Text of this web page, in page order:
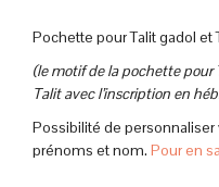
Pochette pour Talit gadol et
(le motif de la pochette pour
Talit avec l’inscription en
Possibilité de
prénoms et nom. Pour en